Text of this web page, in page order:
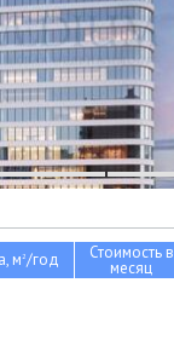
м2/год Стоимость в
месяц